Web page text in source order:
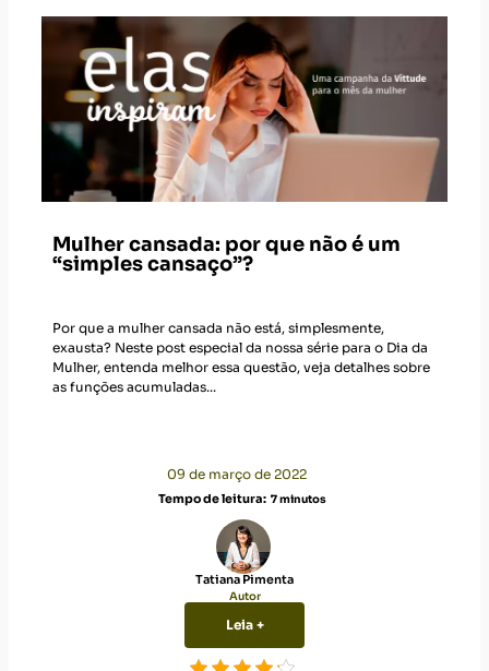
Mulher cansada: por que não é um
“simples cansaço”?
Por que a mulher cansada não está, simplesmente,
exausta? Neste post especial da nossa série para o Dia da
Mulher, entenda melhor essa questão, veja detalhes sobre
as funções acumuladas...
09 de março de 2022
Tempo de leitura: 7minutos
Tatiana Pimenta
Autor
Leia +